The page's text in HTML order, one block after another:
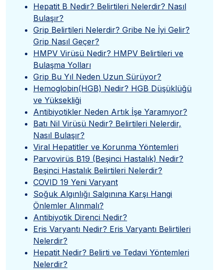
Hepatit B Nedir? Belirtileri Nelerdir? Nasıl
Bulaşır?
Grip Belirtileri Nelerdir? Gribe Ne İyi Gelir?
Grip Nasıl Geçer?
HMPV Virüsü Nedir? HMPV Belirtileri ve
Bulaşma Yolları
Grip Bu Yıl Neden Uzun Sürüyor?
Hemoglobin(HGB) Nedir? HGB Düşüklüğü
ve Yüksekliği
Antibiyotikler Neden Artık İşe Yaramıyor?
Batı Nil Virüsü Nedir? Belirtileri Nelerdir,
Nasıl Bulaşır?
Viral Hepatitler ve Korunma Yöntemleri
Parvovirüs B19 (Beşinci Hastalık) Nedir?
Beşinci Hastalık Belirtileri Nelerdir?
COVID 19 Yeni Varyant
Soğuk Algınlığı Salgınına Karşı Hangi
Önlemler Alınmalı?
Antibiyotik Direnci Nedir?
Eris Varyantı Nedir? Eris Varyantı Belirtileri
Nelerdir?
Hepatit Nedir? Belirti ve Tedavi Yöntemleri
Nelerdir?